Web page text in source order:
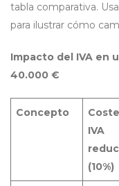
tabla comparativa.
para ilustrar cómo
Impacto del IVA en
40.000 €
Concepto
IVA
(10%)